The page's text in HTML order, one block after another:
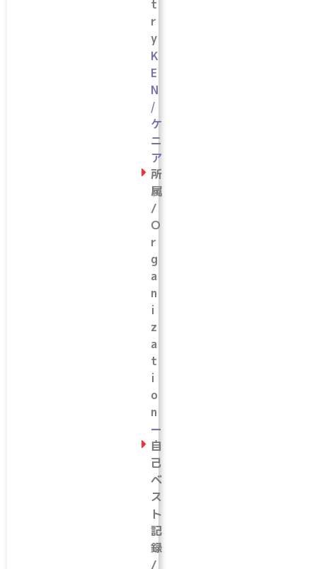
t
r
y
K
E
N
/
ケ
ニ
ア
所
属
/
O
r
g
a
n
i
z
a
t
i
o
n
ー
自
己
ベ
ス
ト
記
録
/